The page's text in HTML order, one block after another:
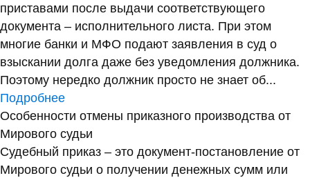
приставами после выдачи соответствующего
документа – исполнительного листа. При этом
многие банки и МФО подают заявления в суд о
взыскании долга даже без уведомления должника.
Поэтому нередко должник просто не знает об...
Подробнее
Особенности отмены приказного производства от
Мирового судьи
Судебный приказ – это документ-постановление от
Мирового судьи о получении денежных сумм или